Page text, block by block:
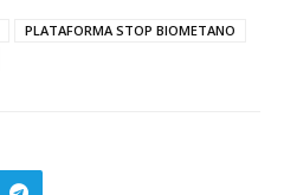
PLATAFORMA STOP BIOMETANO